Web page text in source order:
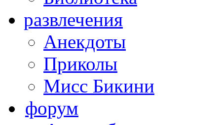
развлечения
Анекдоты
Приколы
Мисс Бикини
форум